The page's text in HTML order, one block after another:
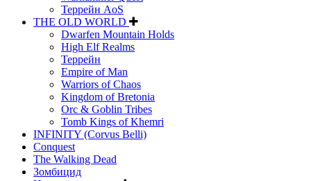
Террейн AoS
THE OLD WORLD
Dwarfen Mountain Holds
High Elf Realms
Террейн
Empire of Man
Warriors of Chaos
Kingdom of Bretonia
Orc & Goblin Tribes
Tomb Kings of Khemri
INFINITY (Corvus Belli)
Conquest
The Walking Dead
Зомбицид